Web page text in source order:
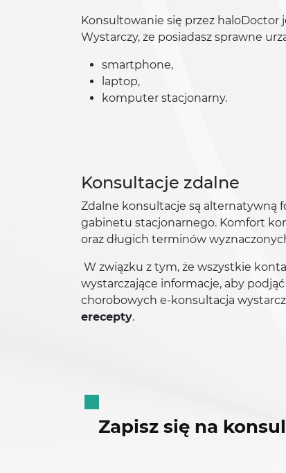
Konsultowanie się przez
Wystarczy, ze posiadasz sprawne
smartphone,
laptop,
komputer stacjonarny.
Konsultacje zdalne
Zdalne konsultacje są alternatywną
gabinetu stacjonarnego. Komfort
oraz długich terminów
W związku z tym, że wszystkie
wystarczające informacje, aby
chorobowych e-konsultacja
erecepty.
Zapisz się na